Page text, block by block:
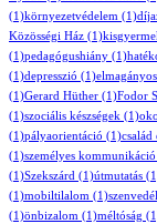
(1)környezetvédelem (1)
Közösségi Ház (1)
(1)pedagógushiány (1)
(1)depresszió (1)
(1)Gerard Hüther (1)Fodor
(1)szociális készségek (1)
(1)pályaorientáció (1)család
(1)személyes kommunikáció
(1)Szekszárd (1)útmutatás
(1)mobiltilalom (1)
(1)önbizalom (1)méltóság